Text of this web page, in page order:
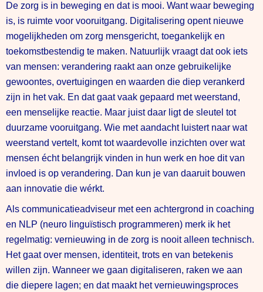
De zorg is in beweging en dat is mooi. Want waar beweging
is, is ruimte voor vooruitgang. Digitalisering opent nieuwe
mogelijkheden om zorg mensgericht, toegankelijk en
toekomstbestendig te maken. Natuurlijk vraagt dat ook iets
van mensen: verandering raakt aan onze gebruikelijke
gewoontes, overtuigingen en waarden die diep verankerd
zijn in het vak. En dat gaat vaak gepaard met weerstand,
een menselijke reactie. Maar juist daar ligt de sleutel tot
duurzame vooruitgang. Wie met aandacht luistert naar wat
weerstand vertelt, komt tot waardevolle inzichten over wat
mensen écht belangrijk vinden in hun werk en hoe dit van
invloed is op verandering. Dan kun je van daaruit bouwen
aan innovatie die wérkt.
Als communicatieadviseur met een achtergrond in coaching
en NLP (neuro linguïstisch programmeren) merk ik het
regelmatig: vernieuwing in de zorg is nooit alleen technisch.
Het gaat over mensen, identiteit, trots en van betekenis
willen zijn. Wanneer we gaan digitaliseren, raken we aan
die diepere lagen; en dat maakt het vernieuwingsproces